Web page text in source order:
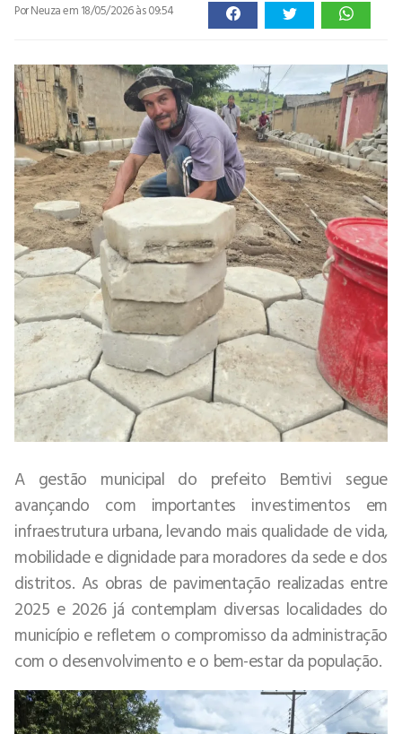
Por Neuzaem 18/05/2026 às 09:54
A gestão municipal do prefeito Bemtivi segue
avançando com importantes investimentos em
infraestrutura urbana, levando mais qualidade de vida,
mobilidade e dignidade para moradores da sede e dos
distritos. As obras de pavimentação realizadas entre
2025 e 2026 já contemplam diversas localidades do
município e refletem o compromisso da administração
com o desenvolvimento e o bem-estar da população.